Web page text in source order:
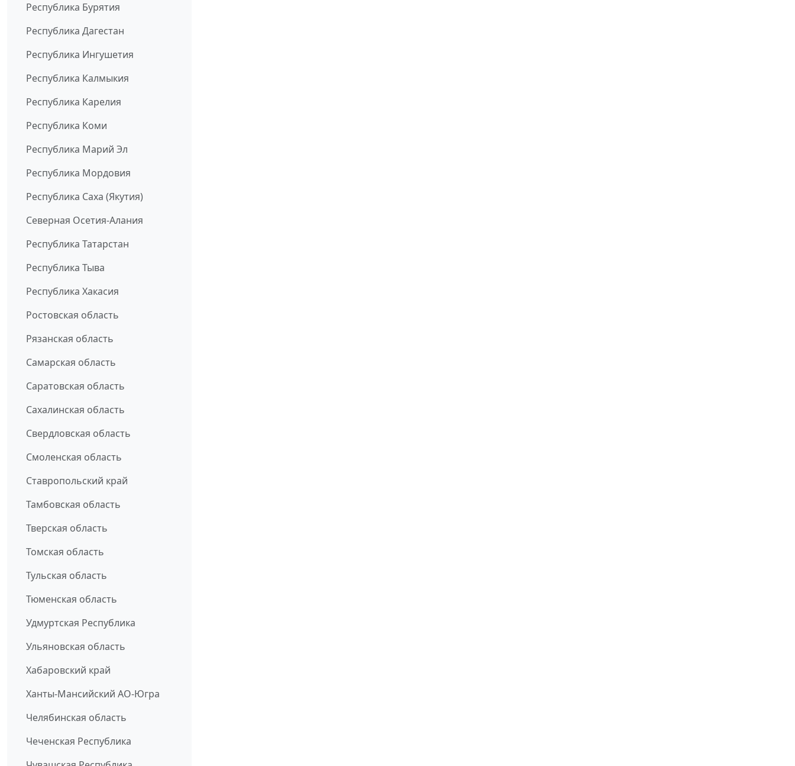
Республика Бурятия
Республика Дагестан
Республика Ингушетия
Республика Калмыкия
Республика Карелия
Республика Коми
Республика Марий Эл
Республика Мордовия
Республика Саха (Якутия)
Северная Осетия-Алания
Республика Татарстан
Республика Тыва
Республика Хакасия
Ростовская область
Рязанская область
Самарская область
Саратовская область
Сахалинская область
Свердловская область
Смоленская область
Ставропольский край
Тамбовская область
Тверская область
Томская область
Тульская область
Тюменская область
Удмуртская Республика
Ульяновская область
Хабаровский край
Ханты-Мансийский АО-Югра
Челябинская область
Чеченская Республика